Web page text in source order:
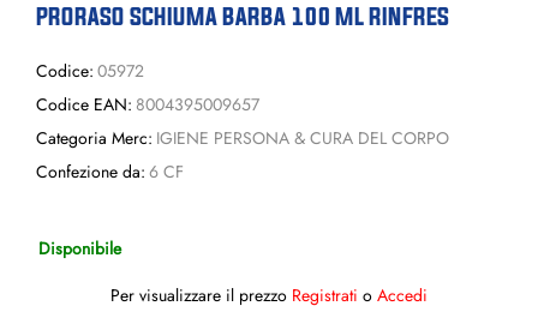
PRORASO SCHIUMA BARBA 100 ML RINFRES
Codice: 05972
Codice EAN: 8004395009657
Categoria Merc: IGIENE PERSONA & CURA DEL CORPO
Confezione da: 6 CF
Disponibile
Per visualizzare il prezzo Registrati o Accedi